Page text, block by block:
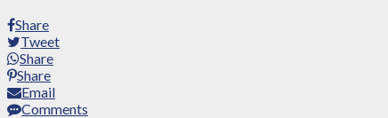
Share
Tweet
Share
Share
Email
Comments